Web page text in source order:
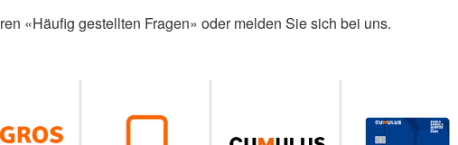
«Häufig gestellten Fragen» oder melden Sie sich bei uns.